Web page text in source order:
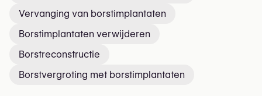
Vervanging van borstimplantaten
Borstimplantaten verwijderen
Borstreconstructie
Borstvergroting met borstimplantaten